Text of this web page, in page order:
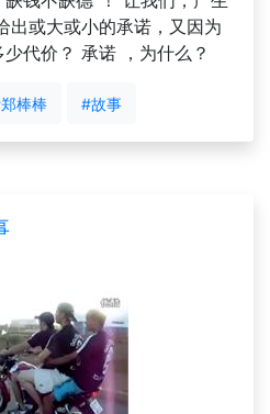
出或大或小的承诺，又因为
代价？ 承诺 ，为什么？
棒棒 #故事